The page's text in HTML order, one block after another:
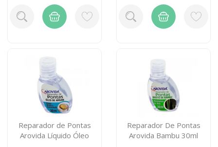
Reparador de Pontas
Arovida Líquido Óleo
Reparador De Pontas
Arovida Bambu 30ml